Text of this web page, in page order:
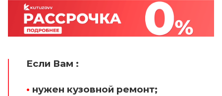
Если Вам :
• нужен кузовной ремонт;